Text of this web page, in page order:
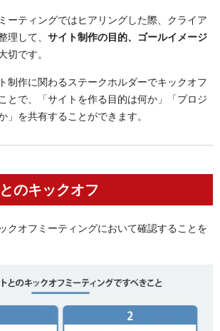
ーティングではヒアリングした際、クライア
理して、 サイト制作の目的、ゴールイメージ
切です。
制作に関わるステークホルダーでキックオフ
とで、「サイトを作る目的は何か」「プロジ
」を共有することができます。
のキックオフ
クオフミーティングにおいて確認することを